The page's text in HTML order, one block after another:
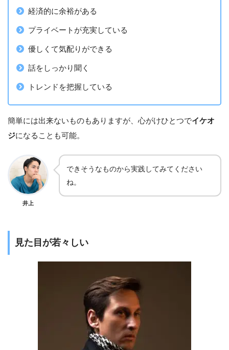
経済的に余裕がある
プライベートが充実している
優しくて気配りができる
話をしっかり聞く
トレンドを把握している
簡単には出来ないものもありますが、心がけひとつでイケオ
ジになることも可能。
井上
できそうなものから実践してみてください
ね。
見た目が若々しい